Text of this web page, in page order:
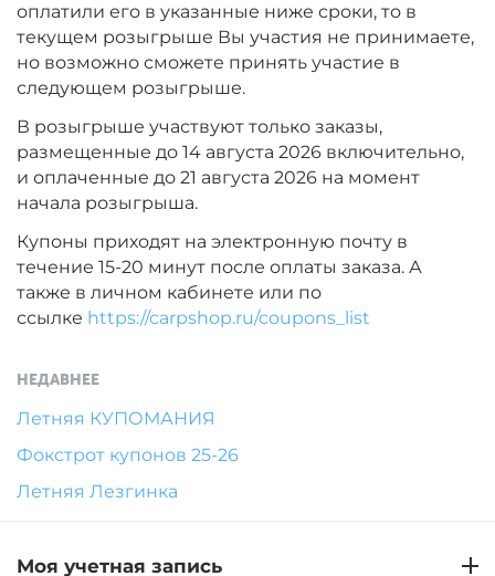
оплатили его в указанные ниже сроки, то в
текущем розыгрыше Вы участия не принимаете,
но возможно сможете принять участие в
следующем розыгрыше.
В розыгрыше участвуют только заказы,
размещенные до 14 августа 2026 включительно,
и оплаченные до 21 августа 2026 на момент
начала розыгрыша.
Купоны приходят на электронную почту в
течение 15-20 минут после оплаты заказа. А
также в личном кабинете или по
ссылке https://carpshop.ru/coupons_list
НЕДАВНЕЕ
Летняя КУПОМАНИЯ
Фокстрот купонов 25-26
Летняя Лезгинка
Моя учетная запись